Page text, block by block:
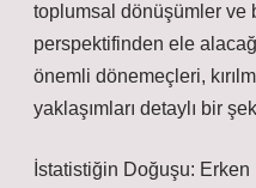
toplumsal dönüşümler ve
perspektifinden ele
önemli dönemeçleri,
yaklaşımları detaylı bir
İstatistiğin Doğuşu: